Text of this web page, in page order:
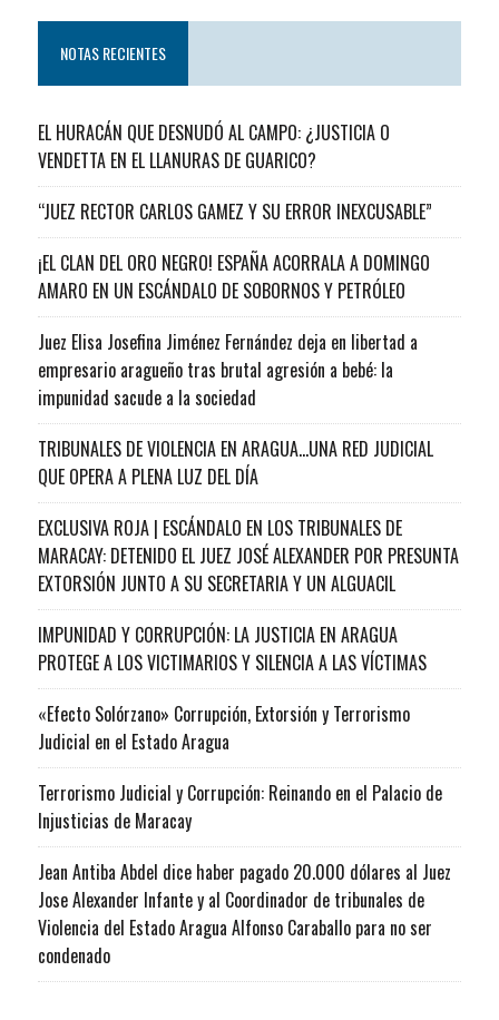
NOTAS RECIENTES
EL HURACÁN QUE DESNUDÓ AL CAMPO: ¿JUSTICIA O
VENDETTA EN EL LLANURAS DE GUARICO?
“JUEZ RECTOR CARLOS GAMEZ Y SU ERROR INEXCUSABLE”
¡EL CLAN DEL ORO NEGRO! ESPAÑA ACORRALA A DOMINGO
AMARO EN UN ESCÁNDALO DE SOBORNOS Y PETRÓLEO
Juez Elisa Josefina Jiménez Fernández deja en libertad a
empresario aragueño tras brutal agresión a bebé: la
impunidad sacude a la sociedad
TRIBUNALES DE VIOLENCIA EN ARAGUA…UNA RED JUDICIAL
QUE OPERA A PLENA LUZ DEL DÍA
EXCLUSIVA ROJA | ESCÁNDALO EN LOS TRIBUNALES DE
MARACAY: DETENIDO EL JUEZ JOSÉ ALEXANDER POR PRESUNTA
EXTORSIÓN JUNTO A SU SECRETARIA Y UN ALGUACIL
IMPUNIDAD Y CORRUPCIÓN: LA JUSTICIA EN ARAGUA
PROTEGE A LOS VICTIMARIOS Y SILENCIA A LAS VÍCTIMAS
«Efecto Solórzano» Corrupción, Extorsión y Terrorismo
Judicial en el Estado Aragua
Terrorismo Judicial y Corrupción: Reinando en el Palacio de
Injusticias de Maracay
Jean Antiba Abdel dice haber pagado 20.000 dólares al Juez
Jose Alexander Infante y al Coordinador de tribunales de
Violencia del Estado Aragua Alfonso Caraballo para no ser
condenado